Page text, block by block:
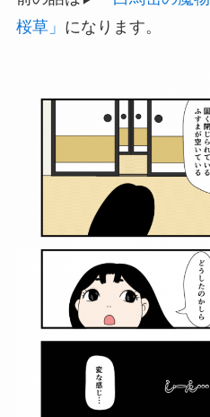
桜草」 になります。